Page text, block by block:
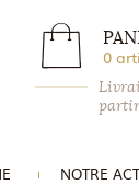
0
NOTRE